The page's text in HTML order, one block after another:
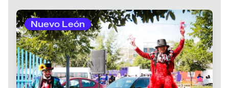
Nuevo León